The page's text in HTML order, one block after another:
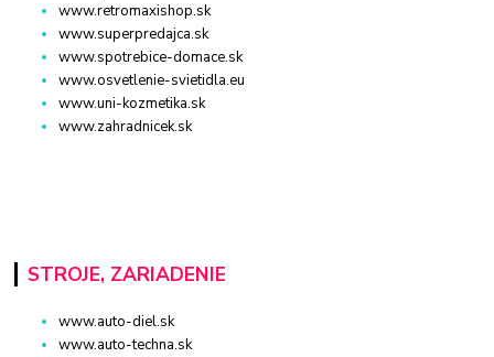
www.retromaxishop.sk
www.superpredajca.sk
www.spotrebice-domace.sk
www.osvetlenie-svietidla.eu
www.uni-kozmetika.sk
www.zahradnicek.sk
STROJE, ZARIADENIE
www.auto-diel.sk
www.auto-techna.sk